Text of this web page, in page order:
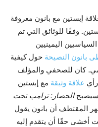
إبستين مع بانون معروفة
وفقًا للوثائق التي تم
اليمينيين
بانون النصيحة حول كيفية
كان للصحفي والمؤلف
علاقة وثيقة مع إبستين
الحصار: ترامب تحت
المقتطف أن بانون يقول
أخشى حقًا أن يتقدم إليه